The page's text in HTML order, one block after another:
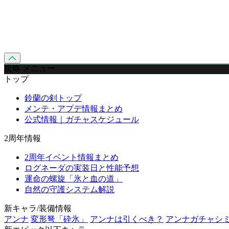
攻略 メニュー
トップ
鈴蘭の剣トップ
メンテ・アプデ情報まとめ
公式情報｜ガチャスケジュール
2周年情報
2周年イベント情報まとめ
ログネーダの実装日と性能予想
運命の螺旋「氷と血の道」
自然の守護システム解説
新キャラ/装備情報
アンナ 変形弩「砕氷」 アンナは引くべき？ アンナガチャシ